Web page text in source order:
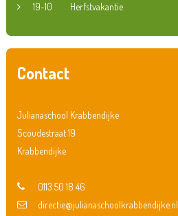
19-10 Herfstvakantie
Contact
Julianaschool Krabbendijke
Scoudestraat 19
Krabbendijke
0113 50 18 46
directie@julianaschoolkrabbendijke.nl